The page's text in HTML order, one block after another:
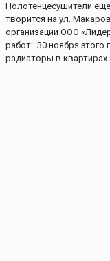
Полотенцесушители
творится на ул.
организации ООО
работ: 30 ноября этого
радиаторы в квартирах